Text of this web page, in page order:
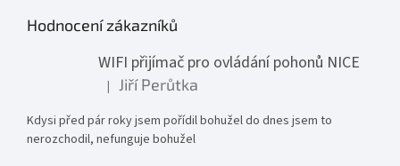
Hodnocení zákazníků
WIFI přijímač pro ovládání pohonů NICE
Hodnocení produktu je 1 z 5 hvězdiček.
| Jiří Perůtka
Kdysi před pár roky jsem pořídil bohužel do dnes jsem to
nerozchodil, nefunguje bohužel